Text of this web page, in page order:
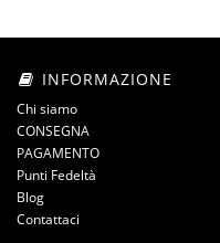
INFORMAZIONE
Chi siamo
CONSEGNA
PAGAMENTO
Punti Fedeltà
Blog
Contattaci